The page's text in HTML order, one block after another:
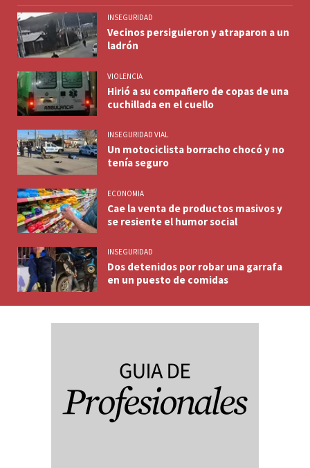
INSEGURIDAD
Vecinos persiguieron y atraparon a un
ladrón
VIOLENCIA
Hirió a su compañero de copas de una
cuchillada en el cuello
INSEGURIDAD VIAL
Un motociclista borracho chocó y no
tenía seguro
ECONOMIA
Cae la venta de productos masivos y
se resiente el humor social
INSEGURIDAD
Dos detenidos por robar una garrafa
en un puesto de comidas